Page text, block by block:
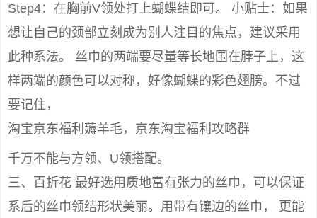
Step4：在胸前V领处打上蝴蝶结即可。 小贴士：如果
想让自己的颈部立刻成为别人注目的焦点，建议采用
此种系法。 丝巾的两端要尽量等长地围在脖子上，这
样两端的颜色可以对称，好像蝴蝶的彩色翅膀。不过
要记住，
淘宝京东福利薅羊毛，京东淘宝福利攻略群
千万不能与方领、U领搭配。
三、百折花 最好选用质地富有张力的丝巾，可以保证
系后的丝巾领结形状美丽。用带有镶边的丝巾， 更能